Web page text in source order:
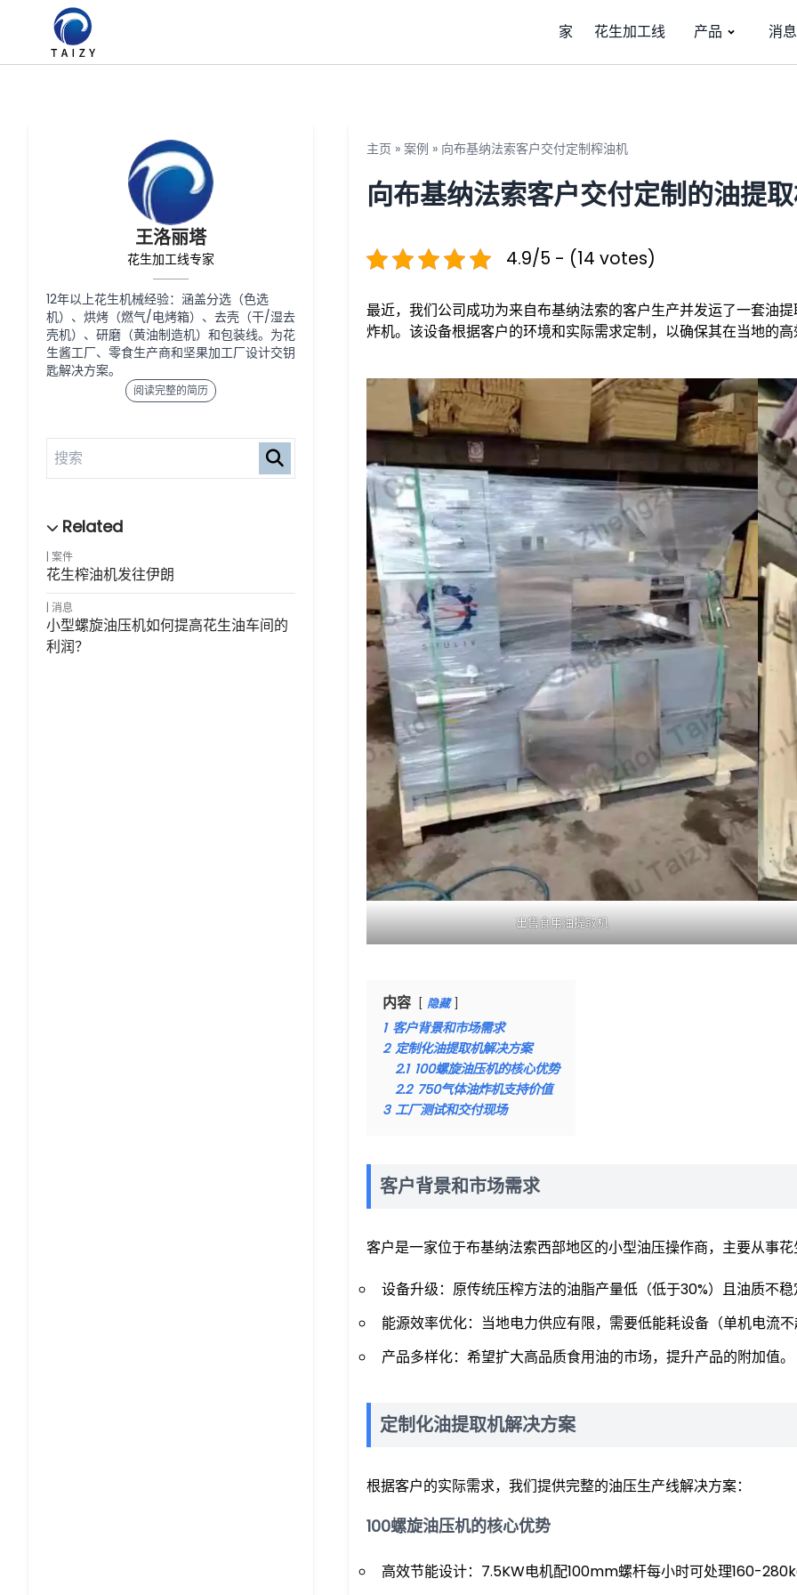
家 花生加工线 产品 消息
王洛丽塔
花生加工线专家
12年以上花生机械经验：涵盖分选（色选
机）、烘烤（燃气/电烤箱）、去壳（干/湿去
壳机）、研磨（黄油制造机）和包装线。为花
生酱工厂、零食生产商和坚果加工厂设计交钥
匙解决方案。
阅读完整的简历
案件
花生榨油机发往伊朗
消息
小型螺旋油压机如何提高花生油车间的
利润？
主页 » 案例 » 向布基纳法索客户交付定制榨油机
向布基纳法索客户交付定制的油提
4.9/5 - (14 votes)
最近，我们公司成功为来自布基纳法索的客户生产并发运了一套油
炸机。该设备根据客户的环境和实际需求定制，以确保其在当地的
出售食用油提取机
内容 隐藏
1 客户背景和市场需求
2 定制化油提取机解决方案
2.1 100螺旋油压机的核心优势
2.2 750气体油炸机支持价值
3 工厂测试和交付现场
客户背景和市场需求
客户是一家位于布基纳法索西部地区的小型油压操作商，主要从事
设备升级：原传统压榨方法的油脂产量低（低于30%）且油质不
能源效率优化：当地电力供应有限，需要低能耗设备（单机电流
产品多样化：希望扩大高品质食用油的市场，提升产品的附加值。
定制化油提取机解决方案
根据客户的实际需求，我们提供完整的油压生产线解决方案：
100螺旋油压机的核心优势
高效节能设计：7.5KW电机配100mm螺杆每小时可处理160-